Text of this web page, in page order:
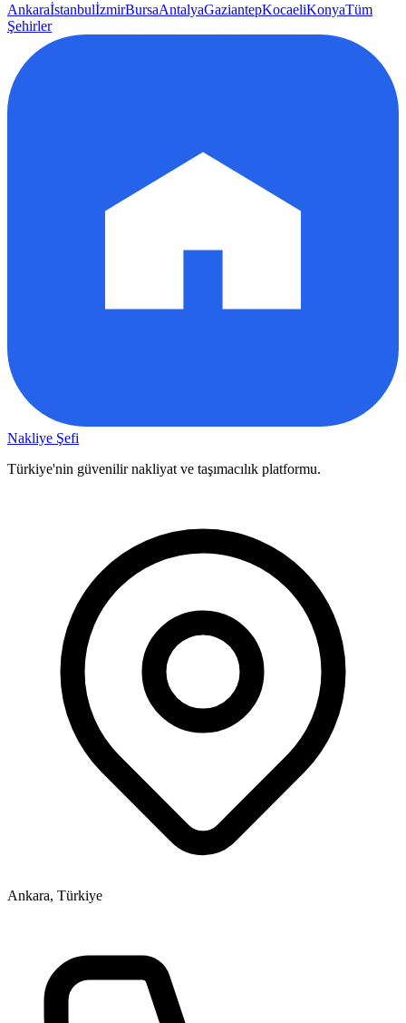
AnkaraİstanbulİzmirBursaAntalyaGaziantepKocaeliKonyaTüm
Şehirler
Nakliye Şefi
Türkiye'nin güvenilir nakliyat ve taşımacılık platformu.
Ankara, Türkiye